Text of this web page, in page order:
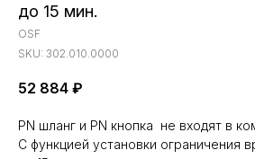
до 15 мин.
OSF
SKU: 302.010.0000
52 884 ₽
PN шланг и PN кнопка не входят в
С функцией установки ограничения